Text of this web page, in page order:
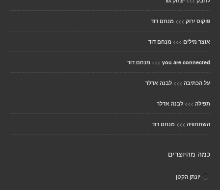
פוקוס ירוק >>> מנחם דוד
אוצר מילים >>> מנחם דוד
you are connected
>>> מנחם דוד
על הכתיבה >>> לבנה אדלר
תפילה >>> לבנה אדלר
השתחוויה >>> מנחם דוד
כמה מהיוצרים
יונתן הקטן